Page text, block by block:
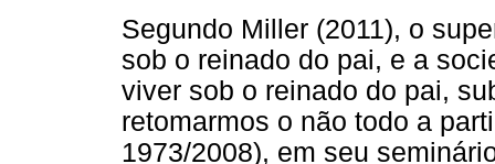
Segundo Miller (2011), o
sob o reinado do pai, e a
viver sob o reinado do pai,
retomarmos o não todo a
1973/2008), em seu